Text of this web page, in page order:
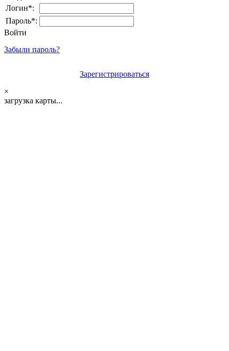
Логин*:
Пароль*:
Войти
Забыли пароль?
Зарегистрироваться
×
загрузка карты...